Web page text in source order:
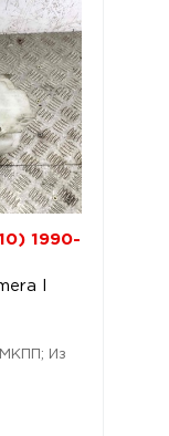
1990-
I
МКПП; Из